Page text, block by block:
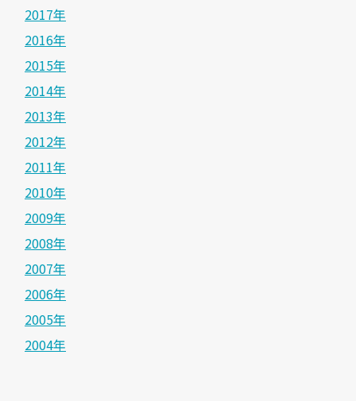
2017年
2016年
2015年
2014年
2013年
2012年
2011年
2010年
2009年
2008年
2007年
2006年
2005年
2004年